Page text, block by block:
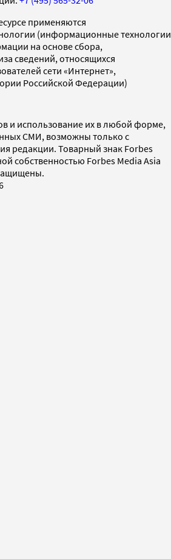
применяются
(информационные технологии
на основе сбора,
сведений, относящихся
сети «Интернет»,
Российской Федерации)
и использование их в любой форме,
СМИ, возможны только с
редакции. Товарный знак Forbes
собственностью Forbes Media Asia